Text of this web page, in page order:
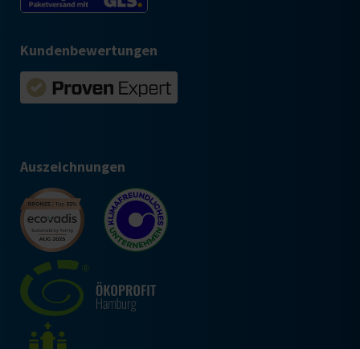
Kundenbewertungen
Auszeichnungen